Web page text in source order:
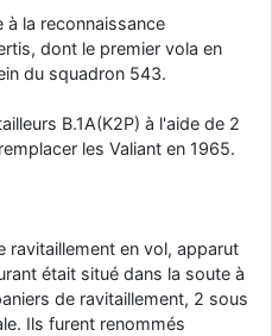
à la reconnaissance
dont le premier vola en
du squadron 543.
B.1A(K2P) à l'aide de 2
les Valiant en 1965.
ravitaillement en vol, apparut
était situé dans la soute à
de ravitaillement, 2 sous
Ils furent renommés